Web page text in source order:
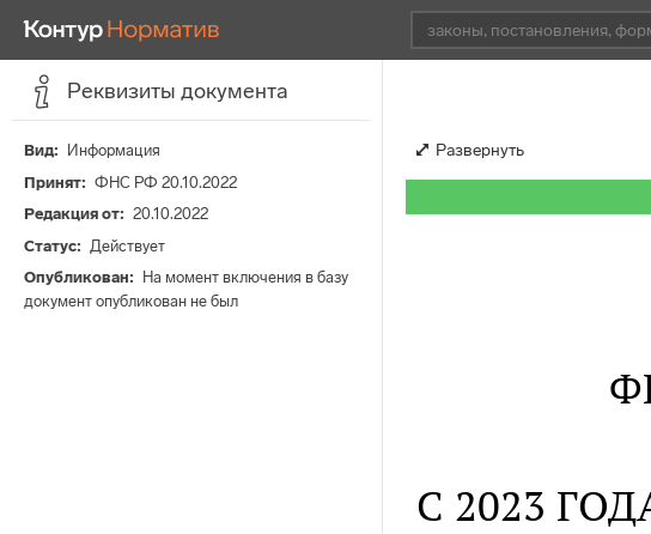
Реквизиты документа
Вид
Информация
Принят
ФНС РФ 20.10.2022
Редакция от
20.10.2022
Статус
Действует
Опубликован
На момент включения в базу
документ опубликован не был
Развернуть
С 2023